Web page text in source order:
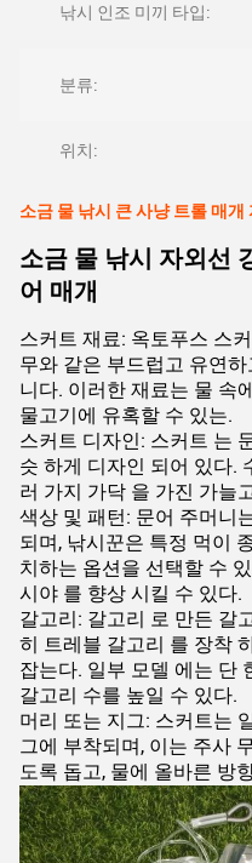
낚시 인조 미끼 타입:
분류:
위치:
소금 물 낚시 큰 사냥 트롤 매
소금 물 낚시 자외선
어 매개
스커트 재료: 옥토푸스 스
무와 같은 부드럽고 유연
니다. 이러한 재료는 물 속
물고기에 유혹할 수 있는.
스커트 디자인: 스커트 는
슷 하게 디자인 되어 있다.
러 가지 가닥 을 가진 가늘
색상 및 패턴: 문어 주머니
되며, 낚시꾼은 특정 먹이
치하는 옵션을 선택할 수
시야 를 향상 시킬 수 있다.
갈고리: 갈고리 로 만든 갈
히 트레블 갈고리 를 장착
잡는다. 일부 모델 에는 단
갈고리 수를 높일 수 있다.
머리 또는 지그: 스커트는
그에 부착되며, 이는 주사
도록 돕고, 물에 올바른 방